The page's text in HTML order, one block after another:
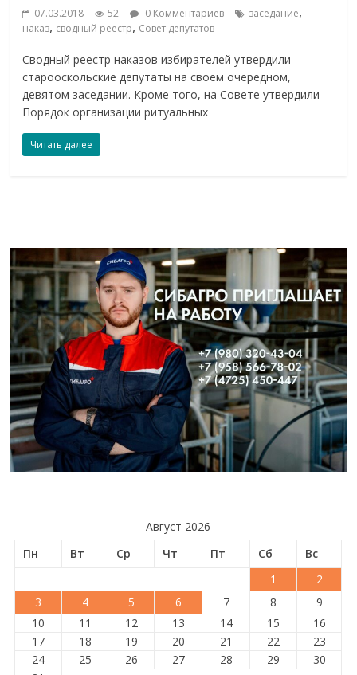
07.03.2018 52 0 Комментариев заседание,
наказ, сводный реестр, Совет депутатов
Сводный реестр наказов избирателей утвердили
старооскольские депутаты на своем очередном,
девятом заседании. Кроме того, на Совете утвердили
Порядок организации ритуальных
Читать далее
Август 2026
Пн
Вт Ср Чт Пт Сб
Вс
1
2
3
4 5 6 7 8
9
10
11 12 13 14 15
16
17
18 19 20 21 22
23
24
25 26 27 28 29
30